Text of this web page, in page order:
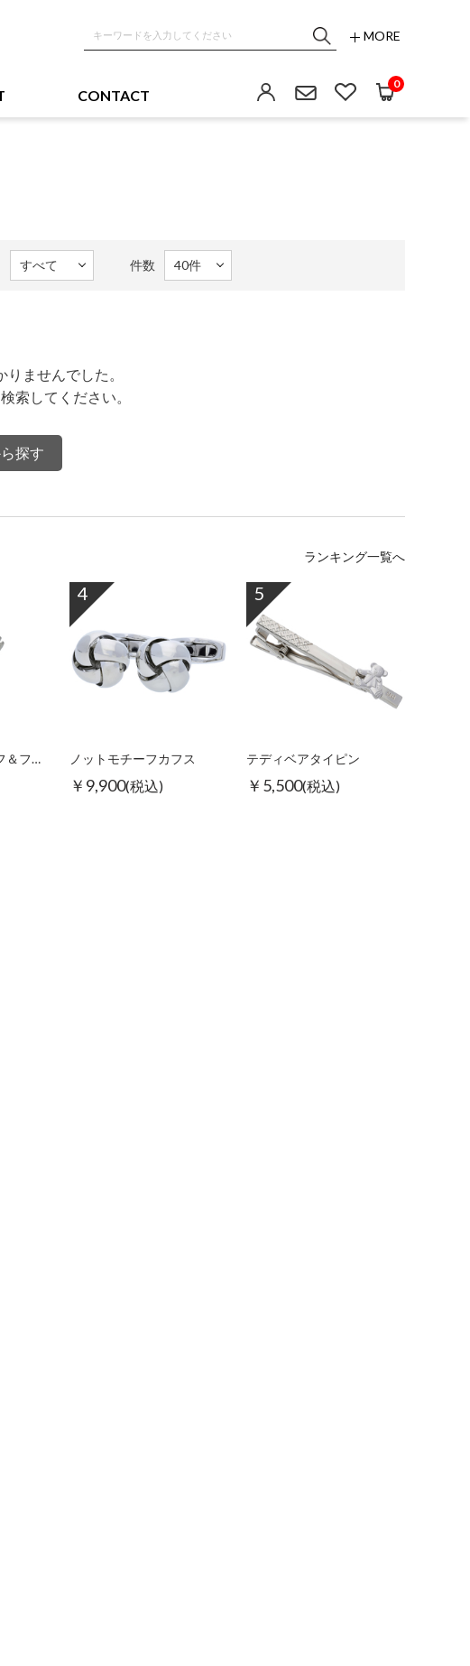
MORE
CONTACT
0
件数
ませんでした。
索してください。
探す
ランキング一覧へ
【スワンク】ナイフ＆フォークピンズ
4
ノットモチーフカフス
￥9,900(税込)
5
テディベアタイピン
￥5,500(税込)